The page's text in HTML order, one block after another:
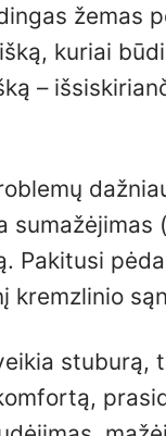
žemas
kuriai
–
Pakitusi
kremzlinio
stuburą,